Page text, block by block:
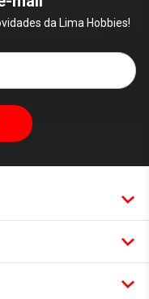
da Lima Hobbies!